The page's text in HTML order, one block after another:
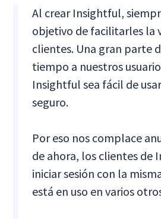
Al crear Insightful,
objetivo de facilitarles la
clientes. Una gran parte
tiempo a nuestros
Insightful sea fácil de
seguro.
Por eso nos complace
de ahora, los clientes de
iniciar sesión con la
está en uso en varios